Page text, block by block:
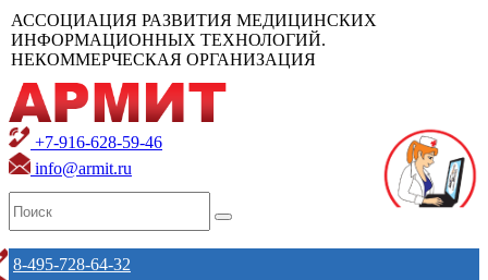
АССОЦИАЦИЯ РАЗВИТИЯ МЕДИЦИНСКИХ
ИНФОРМАЦИОННЫХ ТЕХНОЛОГИЙ.
НЕКОММЕРЧЕСКАЯ ОРГАНИЗАЦИЯ
+7-916-628-59-46
info@armit.ru
8-495-728-64-32